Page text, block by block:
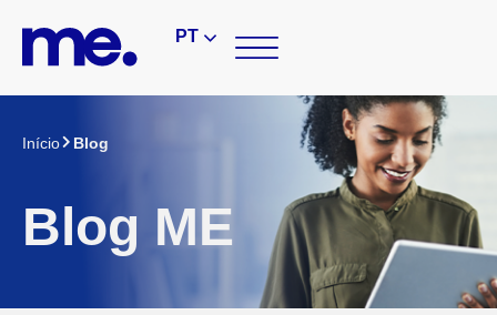
PT
Início Blog
Blog ME